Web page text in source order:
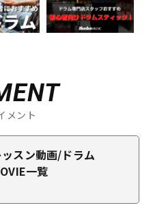
メント
ッスン動画/ドラム
一覧